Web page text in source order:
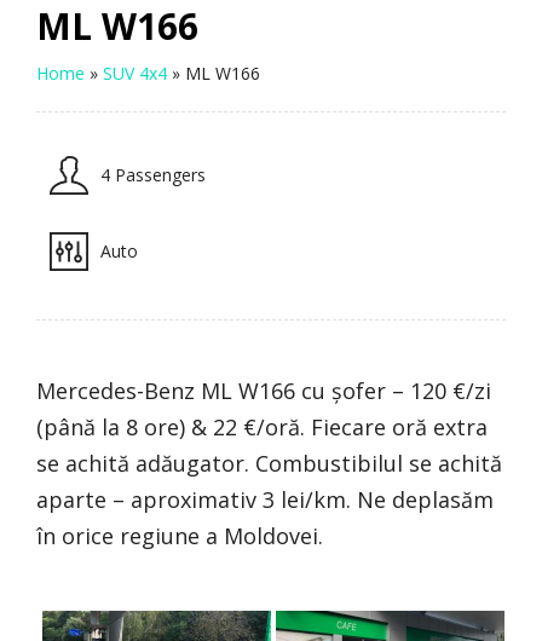
ML W166
Home » SUV 4x4 » ML W166
4 Passengers
Auto
Mercedes-Benz ML W166 cu șofer – 120 €/zi
(până la 8 ore) & 22 €/oră. Fiecare oră extra
se achită adăugator. Combustibilul se achită
aparte – aproximativ 3 lei/km. Ne deplasăm
în orice regiune a Moldovei.